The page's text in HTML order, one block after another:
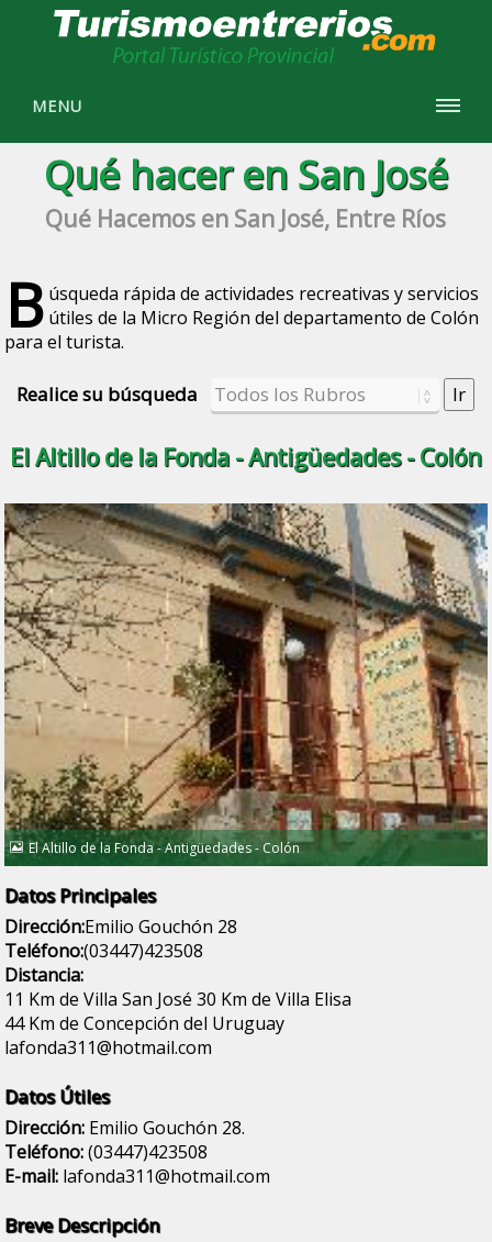
MENU
Qué hacer en San José
Qué Hacemos en San José, Entre Ríos
B úsqueda rápida de actividades recreativas y servicios
útiles de la Micro Región del departamento de Colón
para el turista.
Realice su búsqueda
El Altillo de la Fonda - Antigüedades - Colón
El Altillo de la Fonda - Antigüedades - Colón
Datos Principales
Dirección:Emilio Gouchón 28
Teléfono:(03447)423508
Distancia:
11 Km de Villa San José 30 Km de Villa Elisa
44 Km de Concepción del Uruguay
lafonda311@hotmail.com
Datos Útiles
Dirección: Emilio Gouchón 28.
Teléfono:(03447)423508
E-mail: lafonda311@hotmail.com
Breve Descripción